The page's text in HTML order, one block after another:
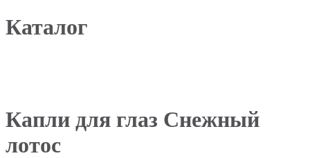
Каталог
Капли для глаз Снежный
лотос